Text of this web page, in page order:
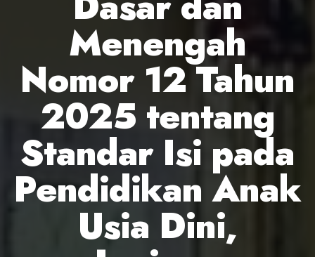
Menengah
Nomor 12 Tahun
2025 tentang
Standar Isi pada
Pendidikan Anak
Usia Dini,